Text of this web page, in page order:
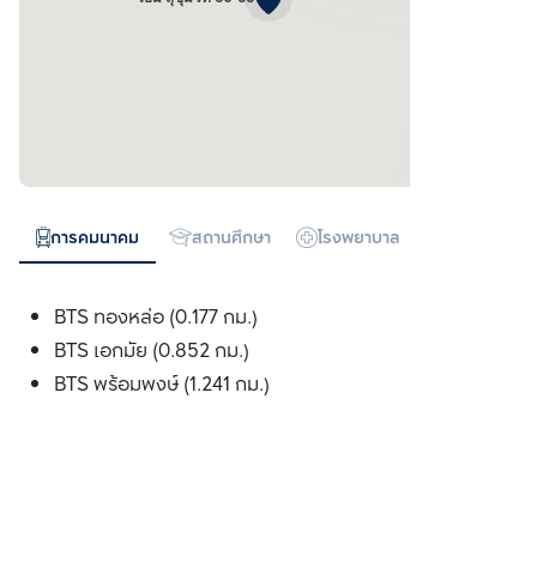
การคมนาคม สถานศึกษา โรงพยาบาล
BTS ทองหล่อ (0.177 กม.)
BTS เอกมัย (0.852 กม.)
BTS พร้อมพงษ์ (1.241 กม.)